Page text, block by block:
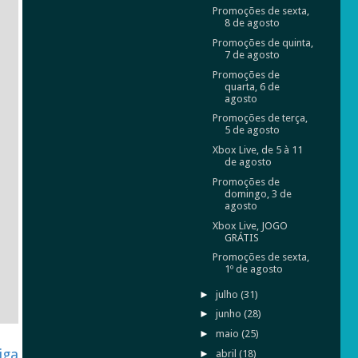
Promoções de sexta,
8 de agosto
Promoções de quinta,
7 de agosto
Promoções de
quarta, 6 de
agosto
Promoções de terça,
5 de agosto
Xbox Live, de 5 à 11
de agosto
Promoções de
domingo, 3 de
agosto
Xbox Live, JOGO
GRÁTIS
Promoções de sexta,
1º de agosto
► julho (31)
► junho (28)
► maio (25)
► abril (18)